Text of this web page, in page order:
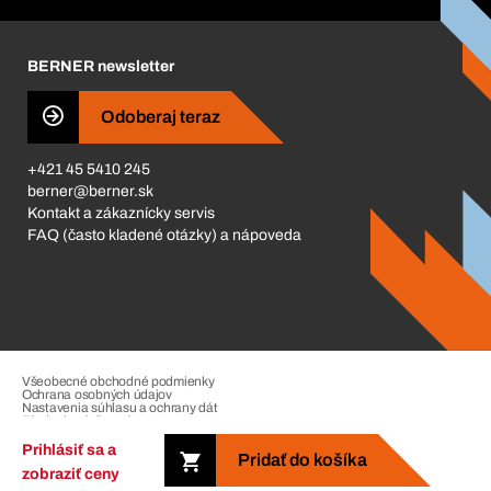
Prihlásiť sa a
zobraziť ceny
Pridať do košíka
Business Conduct
BERNER newsletter
Odoberaj teraz
+421 45 5410 245
berner@berner.sk
Kontakt a zákaznícky servis
FAQ (často kladené otázky) a nápoveda
Copyright © 2026. The Berner Group. All rights reserved.
Všeobecné obchodné podmienky
Ochrana osobných údajov
Nastavenia súhlasu a ochrany dát
Riadenie sťažností